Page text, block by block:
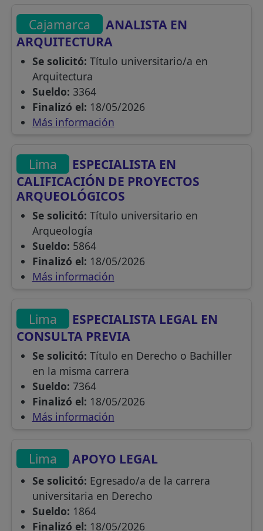
Cajamarca
ANALISTA EN
ARQUITECTURA
Se solicitó: Título universitario/a en
Arquitectura
Sueldo: 3364
Finalizó el: 18/05/2026
Más información
Lima
ESPECIALISTA EN
CALIFICACIÓN DE PROYECTOS
ARQUEOLÓGICOS
Se solicitó: Título universitario en
Arqueología
Sueldo: 5864
Finalizó el: 18/05/2026
Más información
Lima
ESPECIALISTA LEGAL EN
CONSULTA PREVIA
Se solicitó: Título en Derecho o Bachiller
en la misma carrera
Sueldo: 7364
Finalizó el: 18/05/2026
Más información
Lima APOYO LEGAL
Se solicitó: Egresado/a de la carrera
universitaria en Derecho
Sueldo: 1864
Finalizó el: 18/05/2026